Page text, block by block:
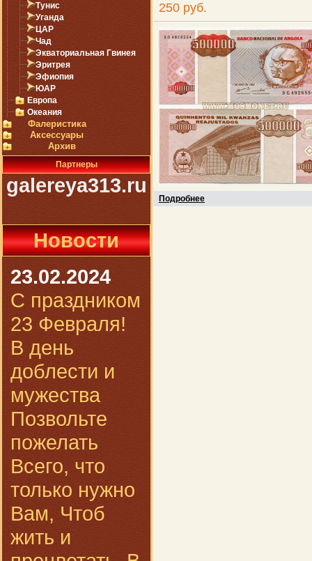
Тунис
Уганда
ЦАР
Чад
Экваториальная Гвинея
Эритрея
Эфиопия
ЮАР
Европа
Океания
Фалеристика
Аксессуары
Архив
Партнеры
galereya313.ru
Новости
23.02.2024
С праздником
23 Февраля!
В день
доблести и
мужества
Позвольте
пожелать
Всего, что
только нужно
Вам, Чтоб
жить и
250 руб.
Подробнее